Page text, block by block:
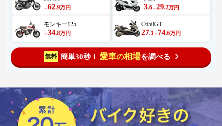
～62.9万円 3.6～29.2万円
モンキー125
～34.8万円
C650GT
27.1 ～ 74.6万円
無料 簡単30秒！ 愛車の相場を調べる